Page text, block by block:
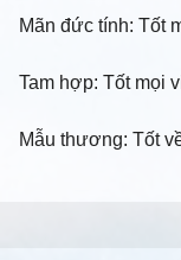
Mãn đức tính: Tốt
Tam hợp: Tốt mọi
Mẫu thương: Tốt